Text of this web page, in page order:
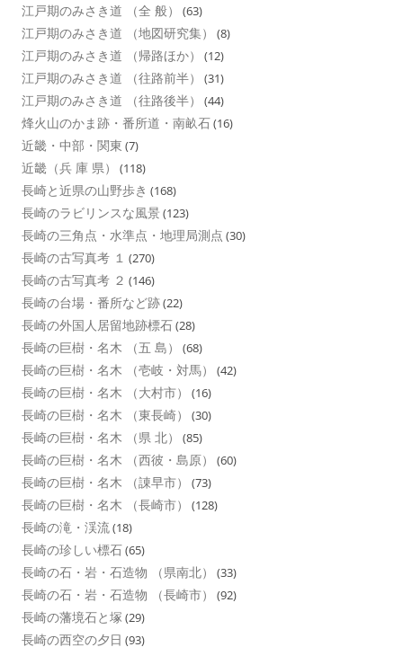
江戸期のみさき道 （全 般） (63)
江戸期のみさき道 （地図研究集） (8)
江戸期のみさき道 （帰路ほか） (12)
江戸期のみさき道 （往路前半） (31)
江戸期のみさき道 （往路後半） (44)
烽火山のかま跡・番所道・南畝石(16)
近畿・中部・関東 (7)
近畿（兵 庫 県） (118)
長崎と近県の山野歩き (168)
長崎のラビリンスな風景 (123)
長崎の三角点・水準点・地理局測点 (30)
長崎の古写真考 １ (270)
長崎の古写真考 ２ (146)
長崎の台場・番所など跡(22)
長崎の外国人居留地跡標石(28)
長崎の巨樹・名木 （五 島） (68)
長崎の巨樹・名木 （壱岐・対馬） (42)
長崎の巨樹・名木 （大村市） (16)
長崎の巨樹・名木 （東長崎） (30)
長崎の巨樹・名木 （県 北） (85)
長崎の巨樹・名木 （西彼・島原） (60)
長崎の巨樹・名木 （諌早市） (73)
長崎の巨樹・名木 （長崎市） (128)
長崎の滝・渓流(18)
長崎の珍しい標石(65)
長崎の石・岩・石造物 （県南北） (33)
長崎の石・岩・石造物 （長崎市） (92)
長崎の藩境石と塚 (29)
長崎の西空の夕日 (93)